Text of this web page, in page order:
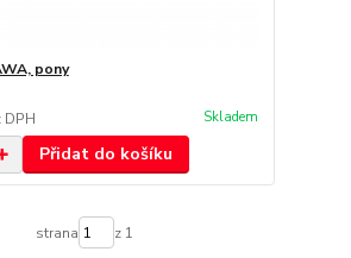
pony
DPH Skladem
Přidat do košíku
strana z 1